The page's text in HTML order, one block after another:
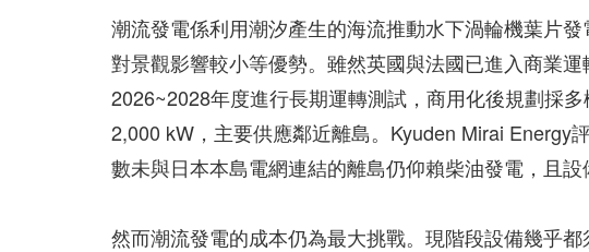
潮流發電係利用潮汐產生的海流推動水下渦輪機葉片
對景觀影響較小等優勢。雖然英國與法國已進入商業
2026~2028年度進行長期運轉測試，商用化後規劃採
2,000 kW，主要供應鄰近離島。Kyuden Mirai Energy
數未與日本本島電網連結的離島仍仰賴柴油發電，且
然而潮流發電的成本仍為最大挑戰。現階段設備幾乎